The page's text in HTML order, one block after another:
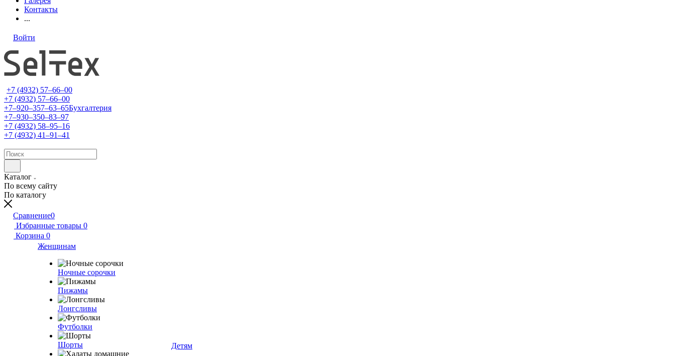
Контакты
...
Войти
+7 (4932) 57‒66‒00
+7 (4932) 57‒66‒00
+7‒920‒357‒63‒65Бухгалтерия
+7‒930‒350‒83‒97
+7 (4932) 58‒95‒16
+7 (4932) 41‒91‒41
Каталог
По всему сайту
По каталогу
Сравнение0
Избранные товары 0
Корзина 0
Женщинам
Ночные сорочки
Пижамы
Лонгсливы
Футболки
Шорты
Детям